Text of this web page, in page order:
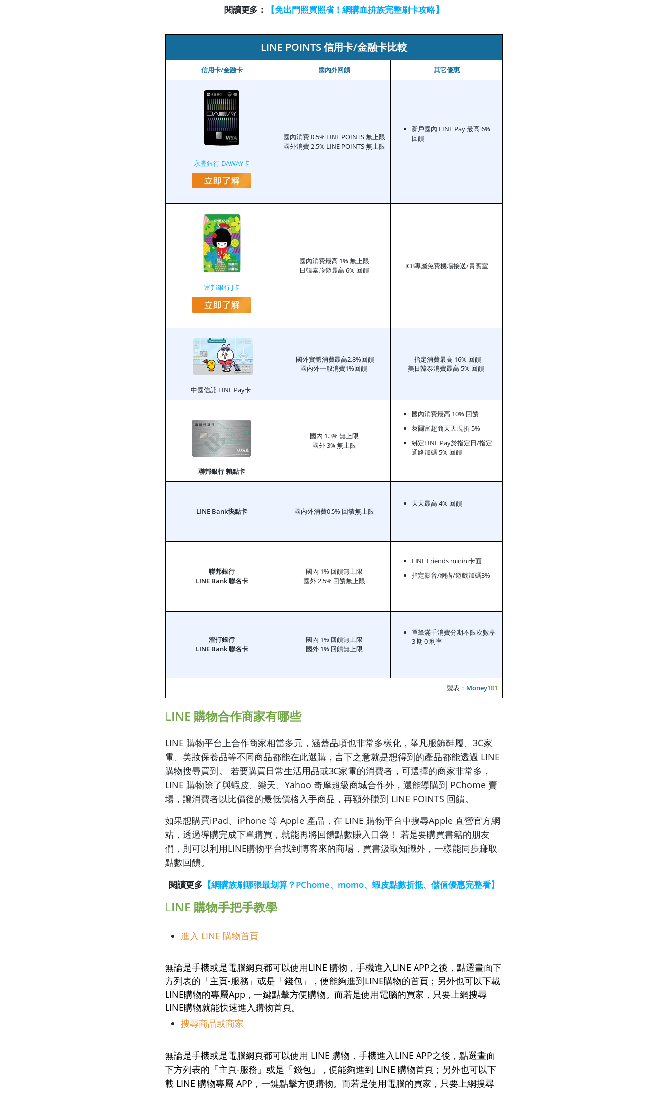
閱讀更多：
【免出門照買照省！網購血拚族完整刷卡攻略】
LINE POINTS 信用卡/金融卡比較
信用卡/金融卡 國內外回饋 其它優惠
永豐銀行 DAWAY卡
國內消費 0.5% LINE POINTS 無上限
國外消費 2.5% LINE POINTS 無上限
新戶國內 LINE Pay 最高 6%
回饋
富邦銀行 J卡
國內消費最高 1% 無上限
日韓泰旅遊最高 6% 回饋
JCB專屬免費機場接送/貴賓室
中國信託 LINE Pay卡
國外實體消費最高2.8%回饋
國內外一般消費1%回饋
指定消費最高 16% 回饋
美日韓泰消費最高 5% 回饋
聯邦銀行 賴點卡
國內 1.3% 無上限
國外 3% 無上限
國內消費最高 10% 回饋
萊爾富超商天天現折 5%
綁定LINE Pay於指定日/指定
通路加碼 5% 回饋
LINE Bank快點卡 國內外消費0.5% 回饋無上限
天天最高 4% 回饋
聯邦銀行
LINE Bank 聯名卡
國內 1% 回饋無上限
國外 2.5% 回饋無上限
LINE Friends minini卡面
指定影音/網購/遊戲加碼3%
渣打銀行
LINE Bank 聯名卡
國內 1% 回饋無上限
國外 1% 回饋無上限
單筆滿千消費分期不限次數享
3 期 0 利率
製表： Money101
LINE 購物合作商家有哪些
LINE 購物平台上合作商家相當多元，涵蓋品項也非常多樣化，舉凡服飾鞋履、3C家
電、美妝保養品等不同商品都能在此選購，言下之意就是想得到的產品都能透過 LINE
購物搜尋買到。 若要購買日常生活用品或3C家電的消費者，可選擇的商家非常多，
LINE 購物除了與蝦皮、樂天、Yahoo 奇摩超級商城合作外，還能導購到 PChome 賣
場，讓消費者以比價後的最低價格入手商品，再額外賺到 LINE POINTS 回饋。
如果想購買iPad、iPhone 等 Apple 產品，在 LINE 購物平台中搜尋Apple 直營官方網
站，透過導購完成下單購買，就能再將回饋點數賺入口袋！ 若是要購買書籍的朋友
們，則可以利用LINE購物平台找到博客來的商場，買書汲取知識外，一樣能同步賺取
點數回饋。
閱讀更多 【網購族刷哪張最划算？PChome、momo、蝦皮點數折抵、儲值優惠完整看】
LINE 購物手把手教學
進入 LINE 購物首頁
無論是手機或是電腦網頁都可以使用LINE 購物，手機進入LINE APP之後，點選畫面下
方列表的「主頁-服務」或是「錢包」，便能夠進到LINE購物的首頁；另外也可以下載
LINE購物的專屬App，一鍵點擊方便購物。而若是使用電腦的買家，只要上網搜尋
LINE購物就能快速進入購物首頁。
搜尋商品或商家
無論是手機或是電腦網頁都可以使用 LINE 購物，手機進入LINE APP之後，點選畫面
下方列表的「主頁-服務」或是「錢包」，便能夠進到 LINE 購物首頁；另外也可以下
載 LINE 購物專屬 APP，一鍵點擊方便購物。而若是使用電腦的買家，只要上網搜尋